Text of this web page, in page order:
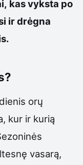
kas vyksta po
ir drėgna
orų
kur ir kurią
vasarą,